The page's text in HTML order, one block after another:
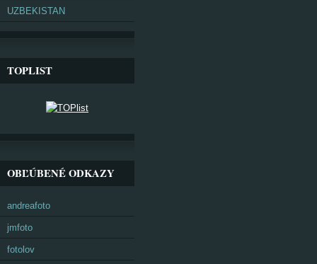
UZBEKISTAN
TOPLIST
OBĽÚBENÉ ODKAZY
andreafoto
jmfoto
fotolov